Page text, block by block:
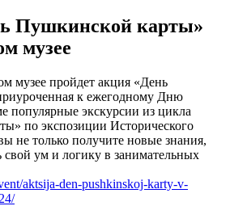
Пушкинской карты»
музее
музее пройдет акция «День
к ежегодному Дню
популярные экскурсии из цикла
по экспозиции Исторического
не только получите новые знания,
ум и логику в занимательных
aktsija-den-pushkinskoj-karty-v-